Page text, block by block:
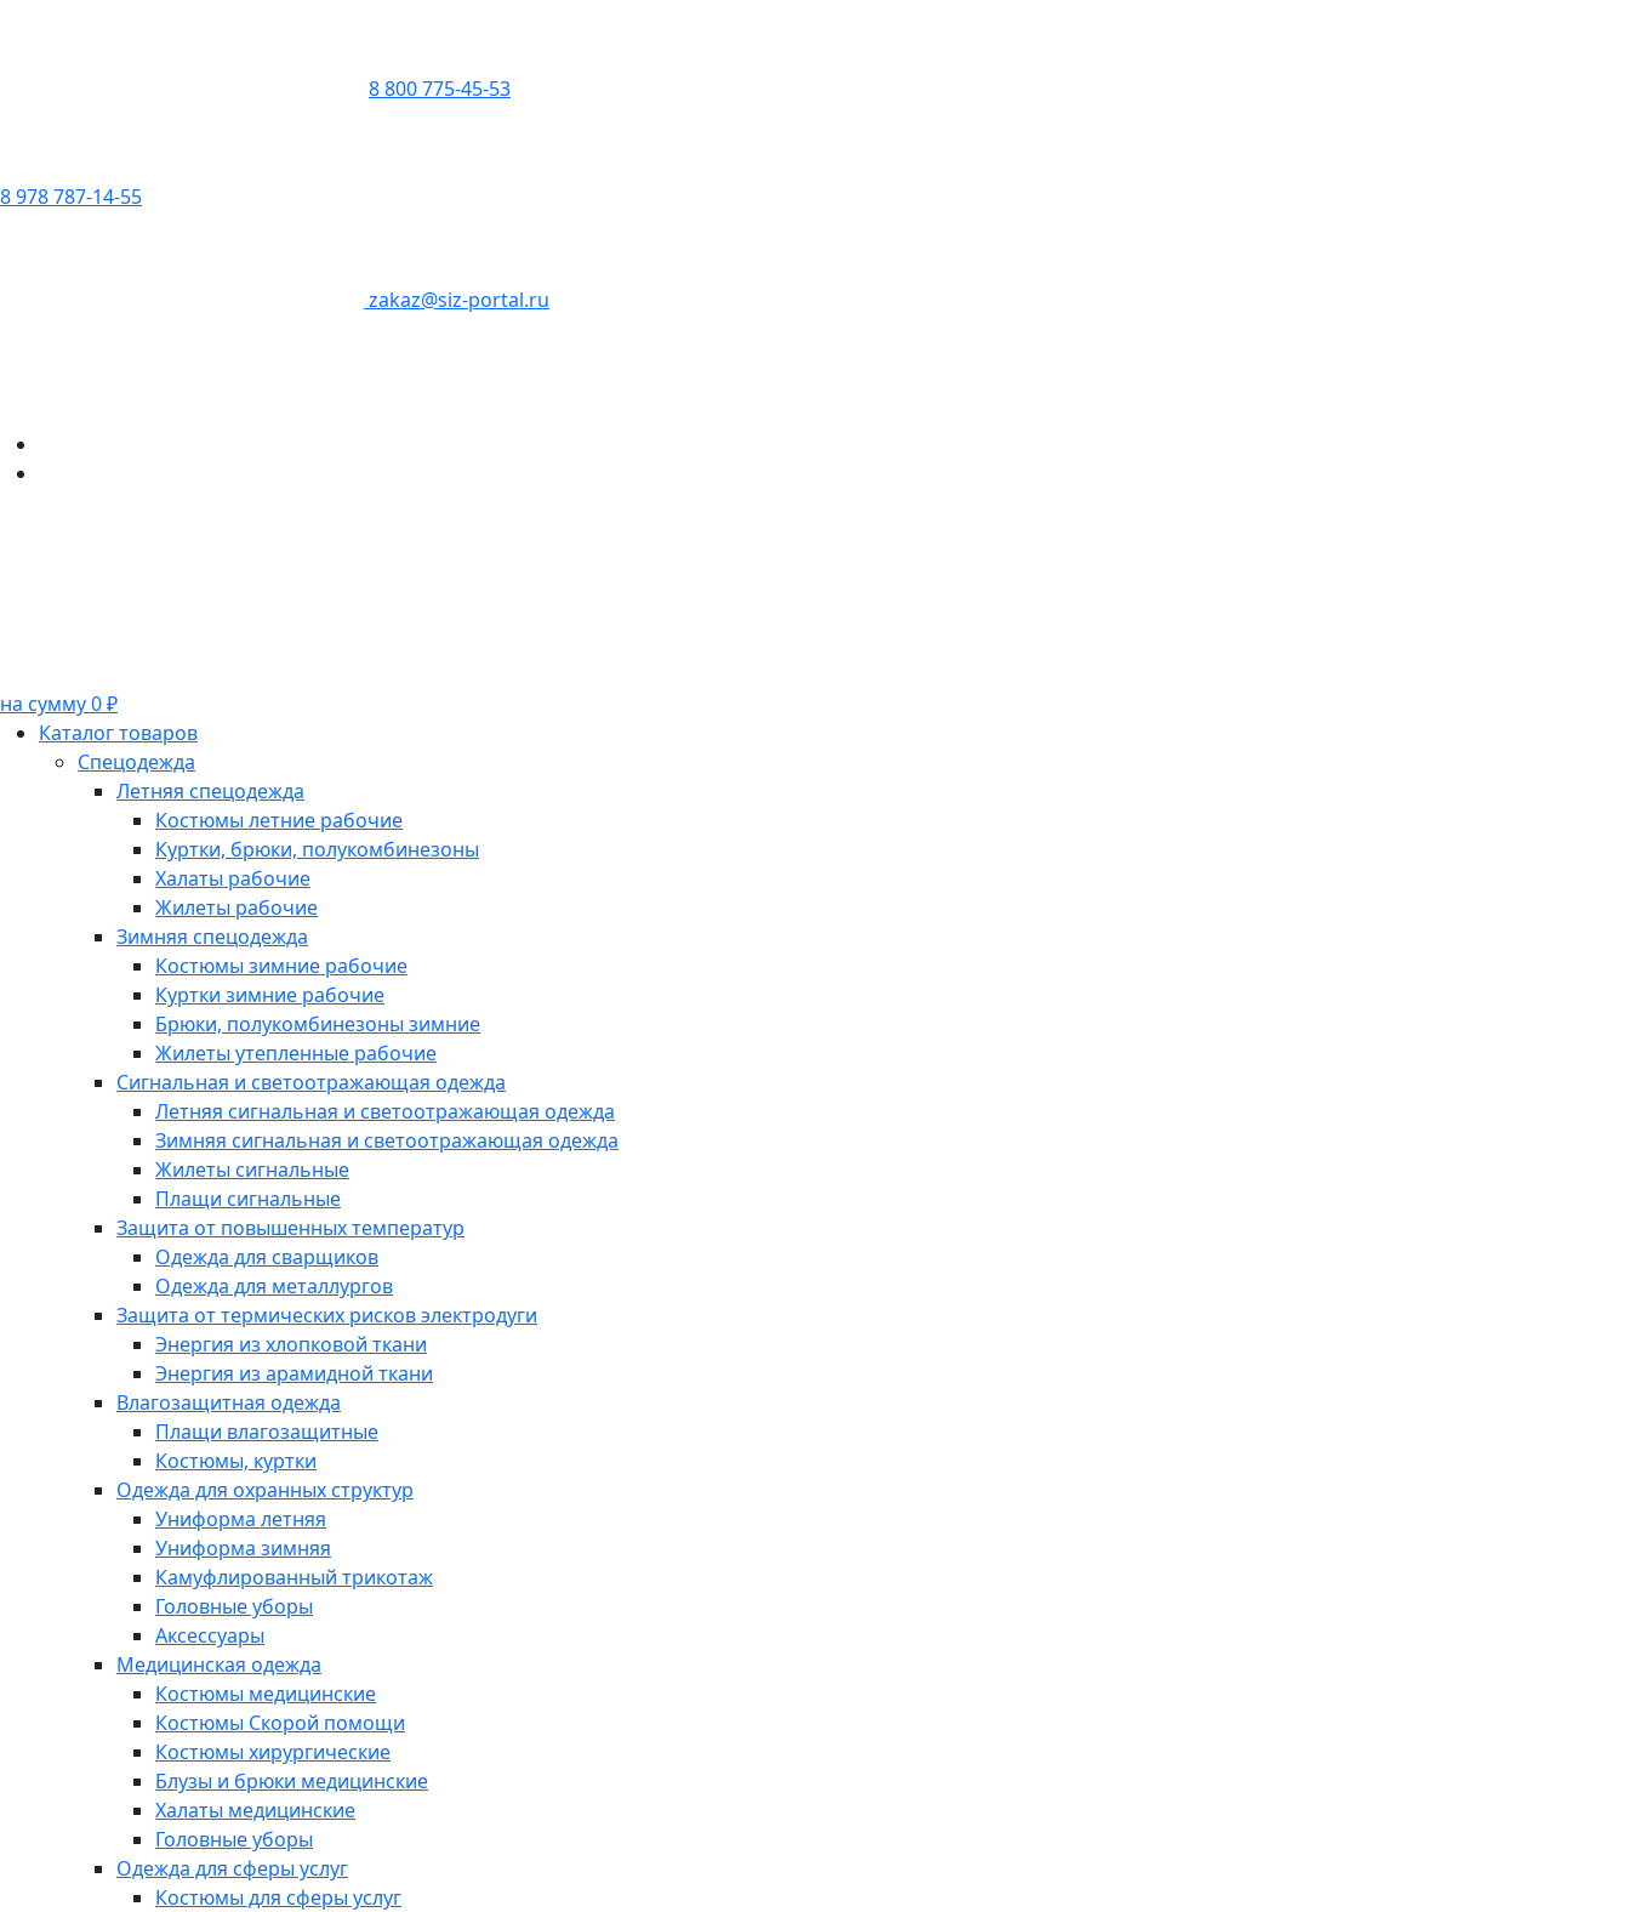
8 800 775-45-53
8 978 787-14-55
zakaz@siz-portal.ru
на сумму 0 ₽
Каталог товаров
Спецодежда
Летняя спецодежда
Костюмы летние рабочие
Куртки, брюки, полукомбинезоны
Халаты рабочие
Жилеты рабочие
Зимняя спецодежда
Костюмы зимние рабочие
Куртки зимние рабочие
Брюки, полукомбинезоны зимние
Жилеты утепленные рабочие
Сигнальная и светоотражающая одежда
Летняя сигнальная и светоотражающая одежда
Зимняя сигнальная и светоотражающая одежда
Жилеты сигнальные
Плащи сигнальные
Защита от повышенных температур
Одежда для сварщиков
Одежда для металлургов
Защита от термических рисков электродуги
Энергия из хлопковой ткани
Энергия из арамидной ткани
Влагозащитная одежда
Плащи влагозащитные
Костюмы, куртки
Одежда для охранных структур
Униформа летняя
Униформа зимняя
Камуфлированный трикотаж
Головные уборы
Аксессуары
Медицинская одежда
Костюмы медицинские
Костюмы Скорой помощи
Костюмы хирургические
Блузы и брюки медицинские
Халаты медицинские
Головные уборы
Одежда для сферы услуг
Костюмы для сферы услуг